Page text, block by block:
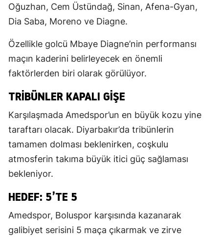
Oğuzhan, Cem Üstündağ, Sinan, Afena-Gyan,
Dia Saba, Moreno ve Diagne.
Özellikle golcü Mbaye Diagne’nin performansı
maçın kaderini belirleyecek en önemli
faktörlerden biri olarak görülüyor.
TRIBÜNLER KAPALI GIŞE
Karşılaşmada Amedspor’un en büyük kozu yine
taraftarı olacak. Diyarbakır’da tribünlerin
tamamen dolması beklenirken, coşkulu
atmosferin takıma büyük itici güç sağlaması
bekleniyor.
HEDEF: 5’TE 5
Amedspor, Boluspor karşısında kazanarak
galibiyet serisini 5 maça çıkarmak ve zirve